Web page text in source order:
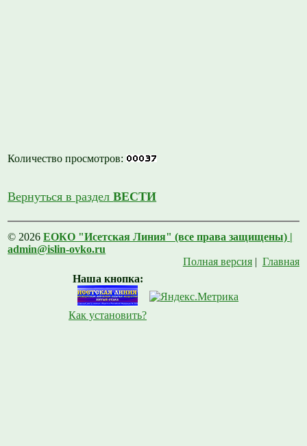
Количество просмотров:
Вернуться в разделВЕСТИ
© 2026ЕОКО "Исетская Линия" (все права защищены) |
admin@islin-ovko.ru
Полная версия| Главная
Наша кнопка:
Как установить?